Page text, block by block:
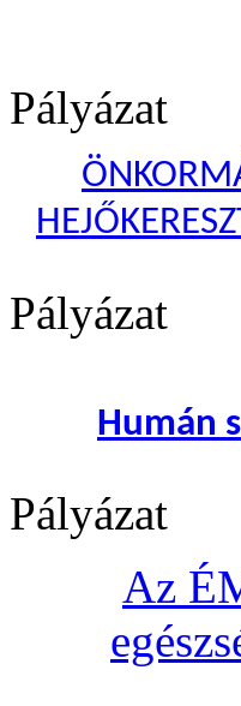
Pályázat
Pályázat
Humán
Pályázat
Az